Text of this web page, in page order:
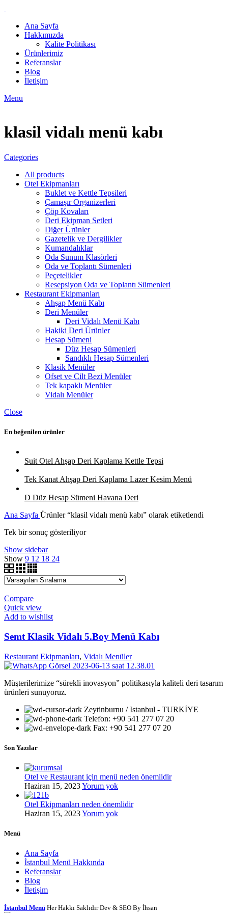
Ana Sayfa
Hakkımızda
Kalite Politikası
Ürünlerimiz
Referanslar
Blog
İletişim
Menu
klasil vidalı menü kabı
Categories
All products
Otel Ekipmanları
Buklet ve Kettle Tepsileri
Çamaşır Organizerleri
Çöp Kovaları
Deri Ekipman Setleri
Diğer Ürünler
Gazetelik ve Dergilikler
Kumandalıklar
Oda Sunum Klasörleri
Oda ve Toplantı Sümenleri
Peçetelikler
Resepsiyon Oda ve Toplantı Sümenleri
Restaurant Ekipmanları
Ahşap Menü Kabı
Deri Menüler
Deri Vidalı Menü Kabı
Hakiki Deri Ürünler
Hesap Sümeni
Düz Hesap Sümenleri
Sandıklı Hesap Sümenleri
Klasik Menüler
Ofset ve Cilt Bezi Menüler
Tek kapaklı Menüler
Vidalı Menüler
Close
En beğenilen ürünler
Suit Otel Ahşap Deri Kaplama Kettle Tepsi
Tek Kanat Ahşap Deri Kaplama Lazer Kesim Menü
D Düz Hesap Sümeni Havana Deri
Ana Sayfa Ürünler “klasil vidalı menü kabı” olarak etiketlendi
Tek bir sonuç gösteriliyor
Show sidebar
Show 9 12 18 24
Compare
Quick view
Add to wishlist
Semt Klasik Vidalı 5.Boy Menü Kabı
Restaurant Ekipmanları, Vidalı Menüler
Müşterilerimize “sürekli inovasyon” politikasıyla kaliteli deri tasarım
ürünleri sunuyoruz.
Zeytinburnu / Istanbul - TURKİYE
Telefon: +90 541 277 07 20
Fax: +90 541 277 07 20
Son Yazılar
Otel ve Restaurant için menü neden önemlidir
Haziran 15, 2023Yorum yok
Otel Ekipmanları neden önemlidir
Haziran 15, 2023Yorum yok
Menü
Ana Sayfa
İstanbul Menü Hakkında
Referanslar
Blog
İletişim
İstanbul Menü Her Hakkı Saklıdır Dev & SEO By İhsan